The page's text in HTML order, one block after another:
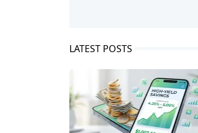
LATEST POSTS